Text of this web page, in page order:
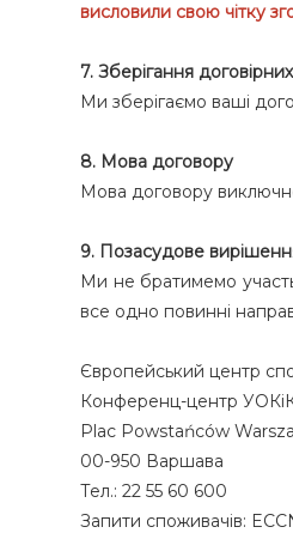
висловили свою чітку
7. Зберігання
Ми зберігаємо ваші
8. Мова договору
Мова договору
9. Позасудове
Ми не братимемо
все одно повинні
Європейський центр
Конференц-центр
Plac Powstańców
00-950 Варшава
Тел.: 22 55 60 600
Запити споживачів: